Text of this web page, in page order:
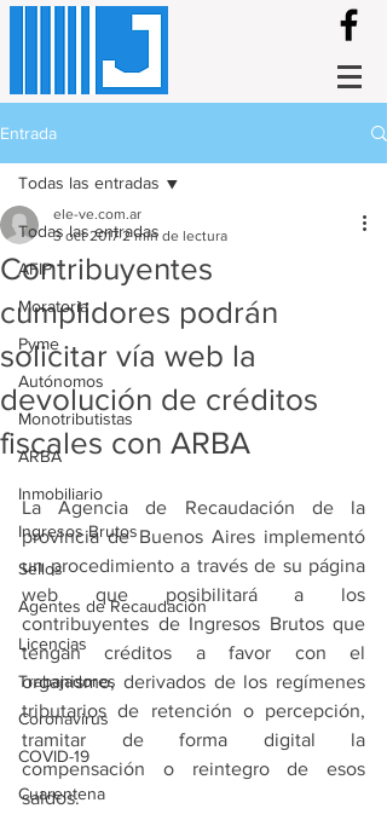
Entrada
Todas las entradas
AFIP
Moratoria
Pyme
Autónomos
Monotributistas
ARBA
Inmobiliario
Ingresos Brutos
Sellos
Agentes de Recaudación
Licencias
Trabajadores
Coronavirus
COVID-19
Cuarentena
Todas las entradas
Contribuyentes
cumplidores podrán
solicitar vía web la
devolución de créditos
fiscales con ARBA
ele-ve.com.ar
3 oct 2017 2 min de lectura
La Agencia de Recaudación de la
provincia de Buenos Aires implementó
un procedimiento a través de su página
web que posibilitará a los
contribuyentes de Ingresos Brutos que
tengan créditos a favor con el
organismo, derivados de los regímenes
tributarios de retención o percepción,
tramitar de forma digital la
compensación o reintegro de esos
saldos.